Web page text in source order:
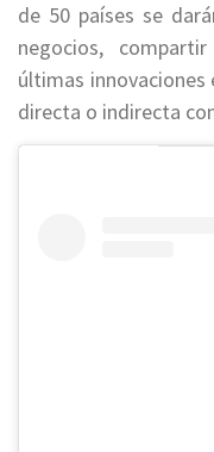
de 50 países se
negocios,
últimas
directa o indirecta